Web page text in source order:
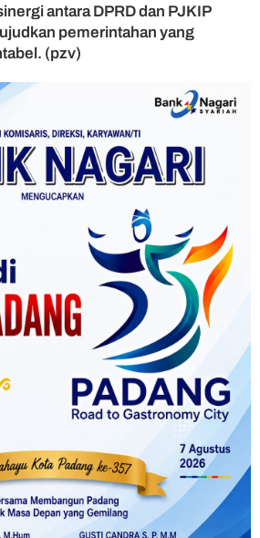
antara DPRD dan PJKIP
pemerintahan yang
(pzv)